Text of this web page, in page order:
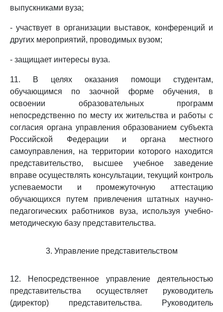
выпускниками вуза;
- участвует в организации выставок, конференций и
других мероприятий, проводимых вузом;
- защищает интересы вуза.
11. В целях оказания помощи студентам,
обучающимся по заочной форме обучения, в
освоении образовательных программ
непосредственно по месту их жительства и работы с
согласия органа управления образованием субъекта
Российской Федерации и органа местного
самоуправления, на территории которого находится
представительство, высшее учебное заведение
вправе осуществлять консультации, текущий контроль
успеваемости и промежуточную аттестацию
обучающихся путем привлечения штатных научно-
педагогических работников вуза, используя учебно-
методическую базу представительства.
3. Управление представительством
12. Непосредственное управление деятельностью
представительства осуществляет руководитель
(директор) представительства. Руководитель